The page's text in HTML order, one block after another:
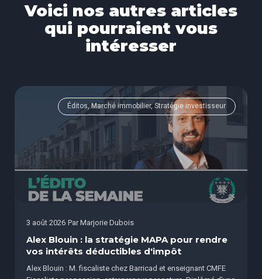
Voici nos autres articles
qui pourraient vous
intéresser
Éditos, Marché immobilier, Stratégie investisseur
3 août 2026 Par Marjorie Dubois
Alex Blouin : la stratégie MAPA pour rendre
vos intérêts déductibles d'impôt
Alex Blouin : M. fiscaliste chez Barricad et enseignant CMFE